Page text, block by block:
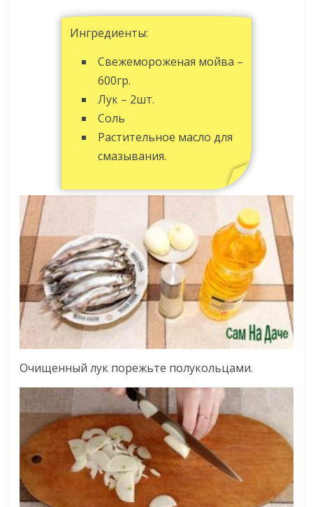
Ингредиенты:
Свежемороженая мойва –
600гр.
Лук – 2шт.
Соль
Растительное масло для
смазывания.
Очищенный лук порежьте полукольцами.